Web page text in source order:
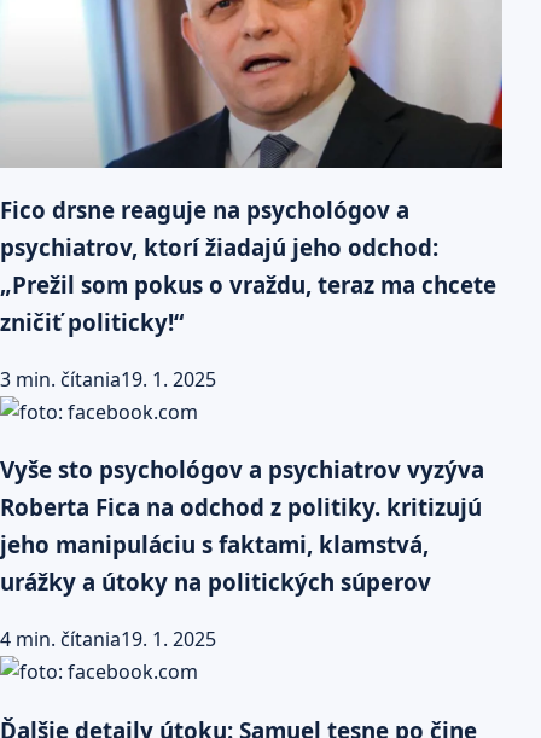
Fico drsne reaguje na psychológov a
psychiatrov, ktorí žiadajú jeho odchod:
„Prežil som pokus o vraždu, teraz ma chcete
zničiť politicky!“
3 min. čítania19. 1. 2025
Vyše sto psychológov a psychiatrov vyzýva
Roberta Fica na odchod z politiky. kritizujú
jeho manipuláciu s faktami, klamstvá,
urážky a útoky na politických súperov
4 min. čítania19. 1. 2025
Ďalšie detaily útoku: Samuel tesne po čine